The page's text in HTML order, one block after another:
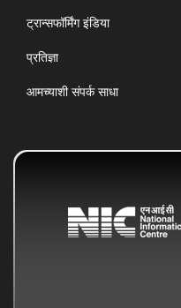
ट्रान्सफॉर्मिंग इंडिया
प्रतिज्ञा
आमच्याशी संपर्क साधा